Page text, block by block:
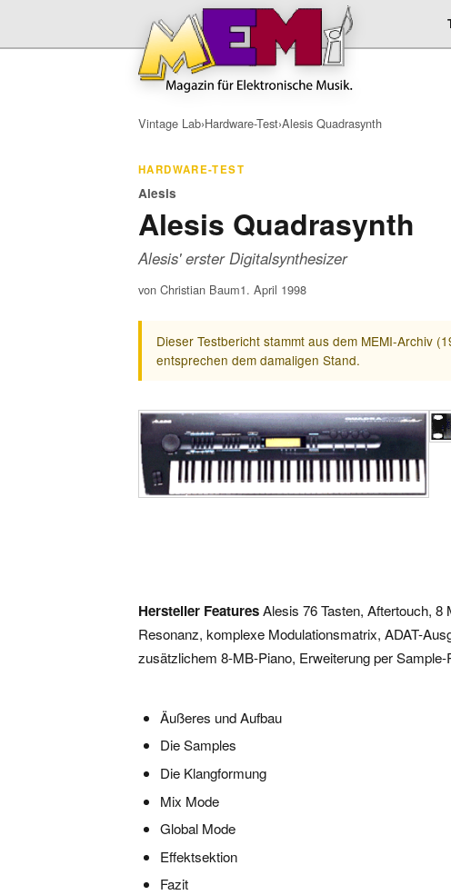
Vintage Lab›Hardware-Test›Alesis Quadrasynth
HARDWARE-TEST
Alesis
Alesis Quadrasynth
Alesis' erster Digitalsynthesizer
von Christian Baum1. April 1998
Dieser Testbericht stammt aus dem MEMI-Archiv
entsprechen dem damaligen Stand.
Hersteller FeaturesAlesis 76 Tasten, Aftertouch,
Resonanz, komplexe Modulationsmatrix, ADAT-
zusätzlichem 8-MB-Piano, Erweiterung per
Äußeres und Aufbau
Die Samples
Die Klangformung
Mix Mode
Global Mode
Effektsektion
Fazit